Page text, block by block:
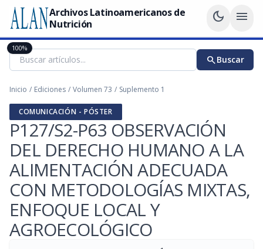
Archivos Latinoamericanos de
Nutrición
dark_mode menu
searchBuscar
Inicio / Ediciones / Volumen 73 / Suplemento 1
COMUNICACIÓN - PÓSTER
P127/S2-P63 OBSERVACIÓN
DEL DERECHO HUMANO A LA
ALIMENTACIÓN ADECUADA
CON METODOLOGÍAS MIXTAS,
ENFOQUE LOCAL Y
AGROECOLÓGICO
100%